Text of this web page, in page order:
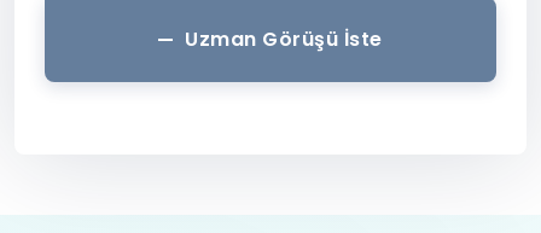
Uzman Görüşü İste